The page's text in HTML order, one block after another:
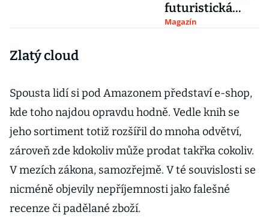
futuristická
spirálovitá
Magazín
Zlatý cloud
Spousta lidí si pod Amazonem představí e-shop,
kde toho najdou opravdu hodně. Vedle knih se
jeho sortiment totiž rozšířil do mnoha odvětví,
zároveň zde kdokoliv může prodat takřka cokoliv.
V mezích zákona, samozřejmě. V té souvislosti se
nicméně objevily nepříjemnosti jako falešné
recenze či padělané zboží.